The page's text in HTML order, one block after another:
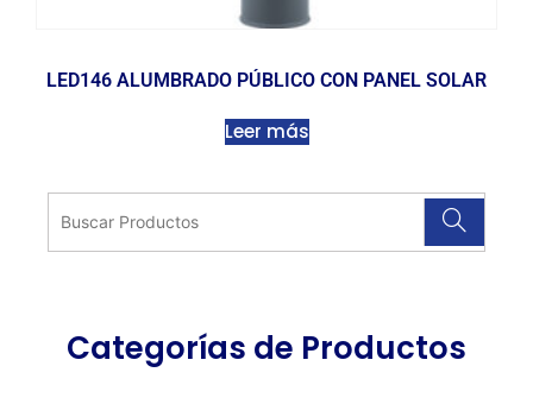
LED146 ALUMBRADO PÚBLICO CON PANEL SOLAR
Leer más
Categorías de Productos